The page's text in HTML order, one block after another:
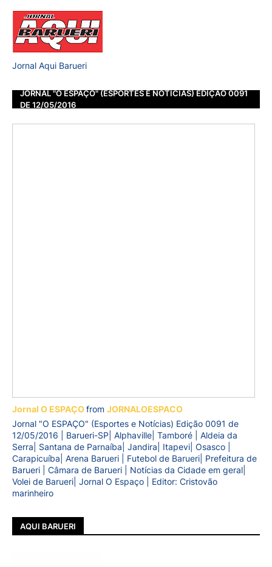
Jornal Aqui Barueri
JORNAL "O ESPAÇO" (ESPORTES E NOTÍCIAS) EDIÇÃO 0091
DE 12/05/2016
Jornal O ESPAÇOfrom JORNALOESPACO
Jornal "O ESPAÇO" (Esportes e Notícias) Edição 0091 de
12/05/2016 | Barueri-SP| Alphaville| Tamboré | Aldeia da
Serra| Santana de Parnaíba| Jandira| Itapevi| Osasco |
Carapicuíba| Arena Barueri | Futebol de Barueri| Prefeitura de
Barueri | Câmara de Barueri | Notícias da Cidade em geral|
Volei de Barueri| Jornal O Espaço | Editor: Cristovão
marinheiro
AQUI BARUERI